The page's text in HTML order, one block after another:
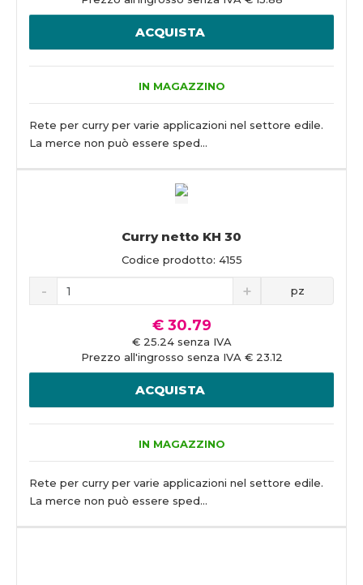
ACQUISTA
IN MAGAZZINO
Rete per curry per varie applicazioni nel settore edile.
La merce non può essere sped...
Curry netto KH 30
Codice prodotto: 4155
€ 30.79
€ 25.24 senza IVA
Prezzo all'ingrosso senza IVA € 23.12
pz
ACQUISTA
IN MAGAZZINO
Rete per curry per varie applicazioni nel settore edile.
La merce non può essere sped...